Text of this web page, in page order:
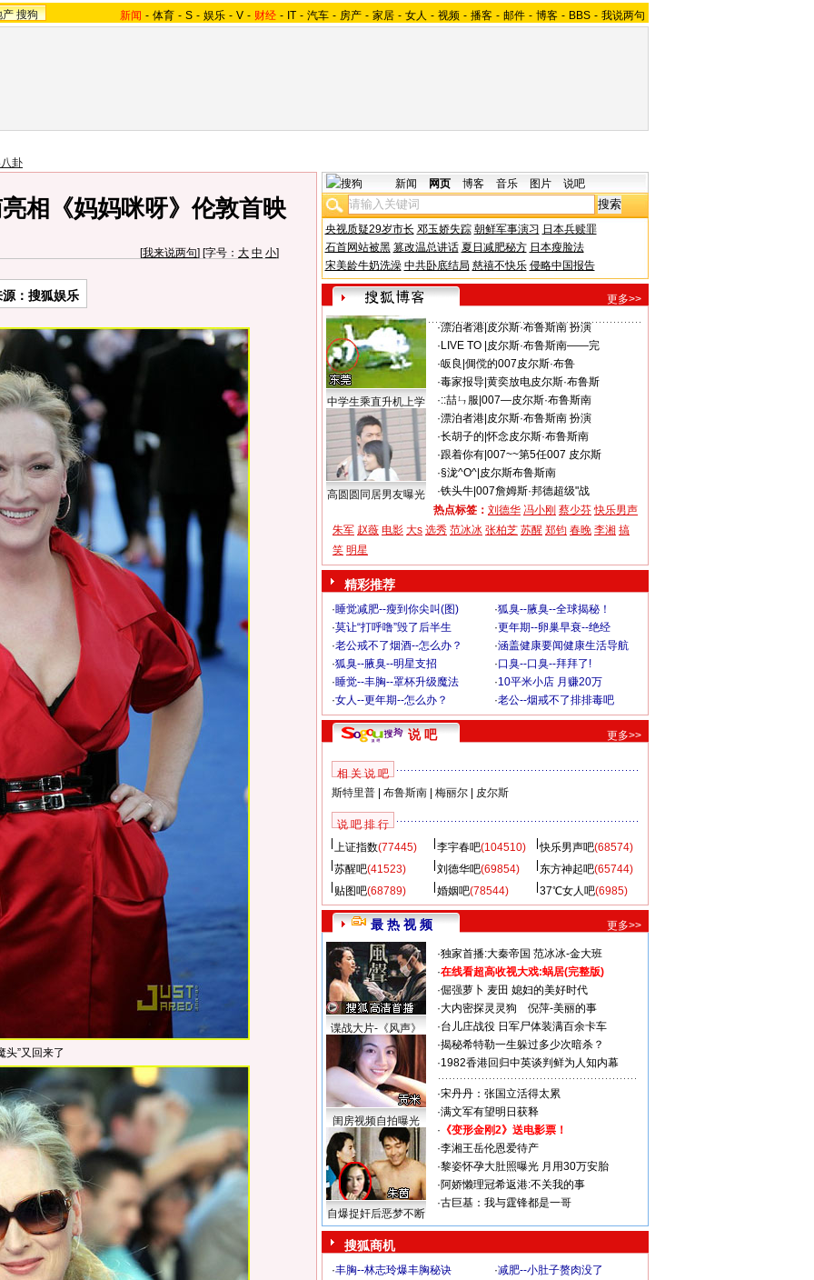
产 搜狗 新闻 - 体育 - S - 娱乐 - V - 财经 - IT - 汽车 - 房产 - 家居 - 女人 - 视频 - 播客 - 邮件 - 博客 - BBS - 我说两句
卦
相《妈妈咪呀》伦敦首映
[我来说两句] [字号： 大 中 小]
源：搜狐娱乐
头”又回来了
新闻 网页 博客 音乐 图片 说吧
央视质疑29岁市长 邓玉娇失踪 朝鲜军事演习 日本兵赎罪
石首网站被黑 篡改温总讲话 夏日减肥秘方 日本瘦脸法
宋美龄牛奶洗澡 中共卧底结局 慈禧不快乐 侵略中国报告
更多>>
中学生乘直升机上学
高圆圆同居男友曝光
·漂泊者港| 皮尔斯·布鲁斯南 扮演
· LIVE TO 皮尔斯·布鲁斯南——完
·皈良 倜傥的007皮尔斯·布鲁
·毒家报导| 黄奕放电皮尔斯·布鲁斯
·::喆ㄣ服 007—皮尔斯·布鲁斯南
·漂泊者港| 皮尔斯·布鲁斯南 扮演
·长胡子的 |怀念皮尔斯·布鲁斯南
·跟着你有| 007~~第5任007 皮尔斯
·§泷^O^| 皮尔斯布鲁斯南
·铁头牛| 007詹姆斯·邦德超级"战
热点标签： 刘德华 冯小刚 蔡少芬 快乐男声
朱军 赵薇 电影 大s 选秀 范冰冰 张柏芝 苏醒 郑钧 春晚 李湘 搞
笑 明星
精彩推荐
·睡觉减肥--瘦到你尖叫(图) ·狐臭--腋臭--全球揭秘！
·莫让“打呼噜”毁了后半生 ·更年期--卵巢早衰--绝经
·老公戒不了烟酒--怎么办？ ·涵盖健康要闻健康生活导航
·狐臭--腋臭--明星支招 ·口臭--口臭--拜拜了!
·睡觉--丰胸--罩杯升级魔法 ·10平米小店 月赚20万
·女人--更年期--怎么办？ ·老公--烟戒不了排排毒吧
说 吧 更多>>
相 关 说 吧
斯特里普| 布鲁斯南| 梅丽尔| 皮尔斯
说 吧 排 行
上证指数(77445) 李宇春吧(104510) 快乐男声吧(68574)
苏醒吧(41523) 刘德华吧(69854) 东方神起吧(65744)
贴图吧(68789) 婚姻吧(78544) 37℃女人吧(6985)
最 热 视 频 更多>>
谍战大片-《风声》
闺房视频自拍曝光
自爆捉奸后恶梦不断
·独家首播:大秦帝国 范冰冰-金大班
·在线看超高收视大戏:蜗居(完整版)
·倔强萝卜 麦田 媳妇的美好时代
·大内密探灵灵狗
倪萍-美丽的事
·台儿庄战役 日军尸体装满百余卡车
·揭秘希特勒一生躲过多少次暗杀？
·1982香港回归中英谈判鲜为人知内幕
·宋丹丹：张国立活得太累
·满文军有望明日获释
· 《变形金刚2》送电影票！
·李湘王岳伦恩爱待产
·黎姿怀孕大肚照曝光 月用30万安胎
·阿娇懒理冠希返港:不关我的事
·古巨基：我与霆锋都是一哥
搜狐商机
·丰胸--林志玲爆丰胸秘诀 ·减肥--小肚子赘肉没了